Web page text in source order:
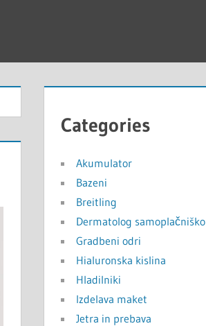
Categories
Akumulator
Bazeni
Breitling
Dermatolog samoplačniško
Gradbeni odri
Hialuronska kislina
Hladilniki
Izdelava maket
Jetra in prebava